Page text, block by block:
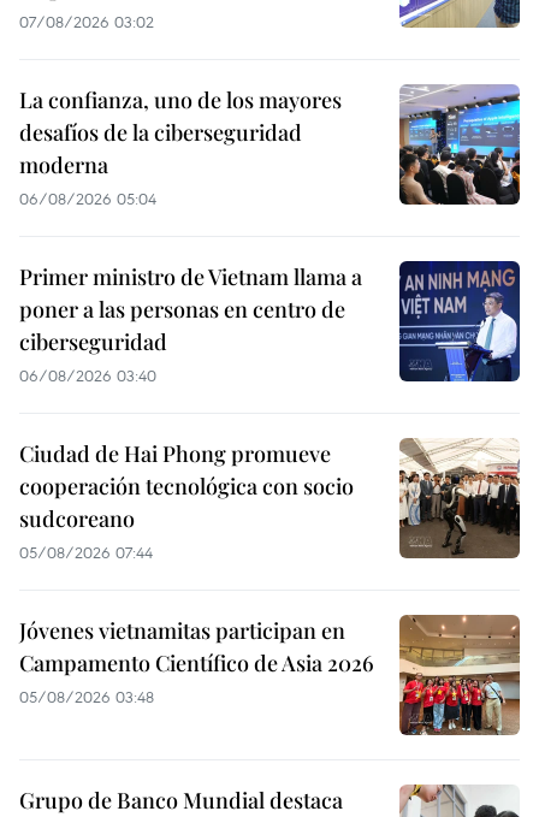
07/08/2026 03:02
La confianza, uno de los mayores
desafíos de la ciberseguridad
moderna
06/08/2026 05:04
Primer ministro de Vietnam llama a
poner a las personas en centro de
ciberseguridad
06/08/2026 03:40
Ciudad de Hai Phong promueve
cooperación tecnológica con socio
sudcoreano
05/08/2026 07:44
Jóvenes vietnamitas participan en
Campamento Científico de Asia 2026
05/08/2026 03:48
Grupo de Banco Mundial destaca